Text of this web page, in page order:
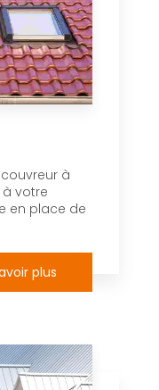
couvreur à
votre
en place de
plus